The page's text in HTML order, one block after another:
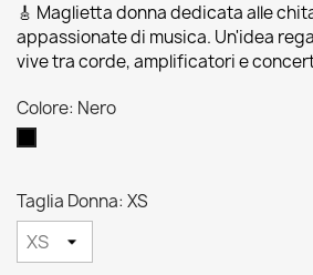
🎸 Maglietta donna dedicata alle
appassionate di musica. Un'idea
vive tra corde, amplificatori e
Colore: Nero
Nero
Taglia Donna: XS